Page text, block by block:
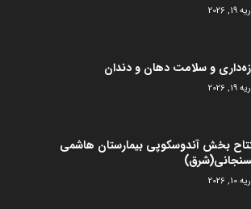
2026
و سلامت دهان و دندان
2026
بخش آندوسکوپی بیمارستان هاشمی
2026